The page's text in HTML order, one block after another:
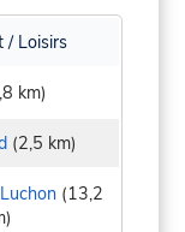
/ Loisirs
km)
(2,5 km)
(13,2